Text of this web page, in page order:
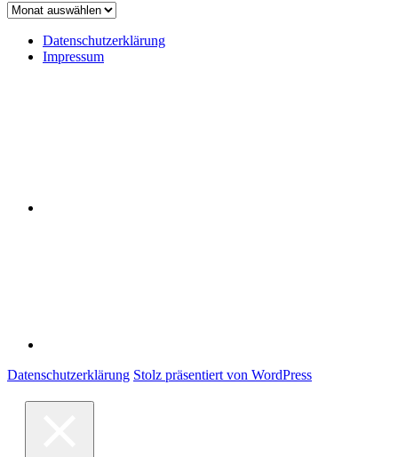
Achiv
Datenschutzerklärung
Impressum
Datenschutzerklärung Stolz präsentiert von WordPress